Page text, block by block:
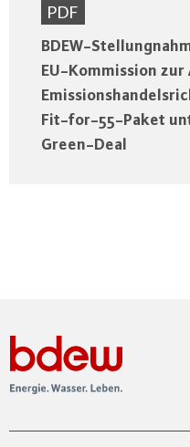
PDF
BDEW-
EU-Kommission
Fit-for-55-Paket
Green-Deal